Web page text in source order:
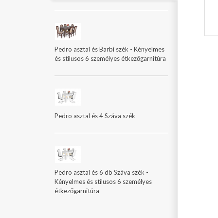
Pedro asztal és Barbi szék - Kényelmes
és stílusos 6 személyes étkezőgarnitúra
Pedro asztal és 4 Száva szék
Pedro asztal és 6 db Száva szék -
Kényelmes és stílusos 6 személyes
étkezőgarnitúra